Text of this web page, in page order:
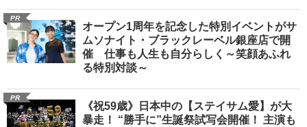
PR
オープン1周年を記念した特別イベントがサ
ムソナイト・ブラックレーベル銀座店で開
催 仕事も人生も自分らしく～笑顔あふれ
る特別対談～
PR
《祝59歳》日本中の【ステイサム愛】が大
暴走！ “勝手に”生誕祭試写会開催！ 主演も